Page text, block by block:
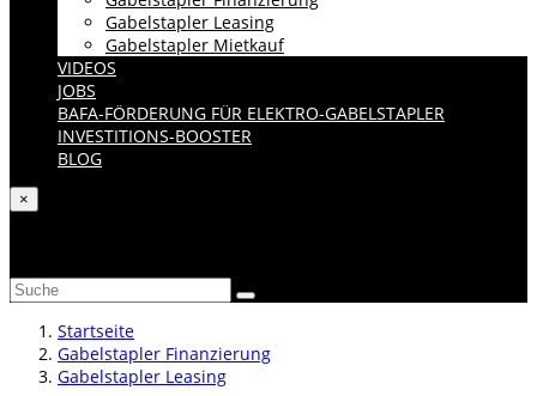
Gabelstapler Leasing
Gabelstapler Mietkauf
VIDEOS
JOBS
BAFA-FÖRDERUNG FÜR ELEKTRO-GABELSTAPLER
INVESTITIONS-BOOSTER
BLOG
×
Startseite
Gabelstapler Finanzierung
Gabelstapler Leasing